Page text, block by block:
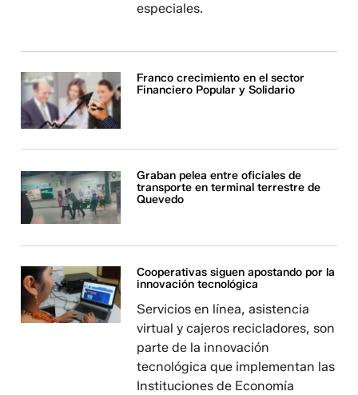
especiales.
Franco crecimiento en el sector
Financiero Popular y Solidario
Graban pelea entre oficiales de
transporte en terminal terrestre de
Quevedo
Cooperativas siguen apostando por la
innovación tecnológica
Servicios en línea, asistencia
virtual y cajeros recicladores, son
parte de la innovación
tecnológica que implementan las
Instituciones de Economía